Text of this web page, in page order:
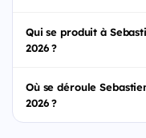
Qui se produit à
2026 ?
Où se déroule
2026 ?